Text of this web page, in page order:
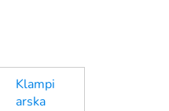
Klampi
arska